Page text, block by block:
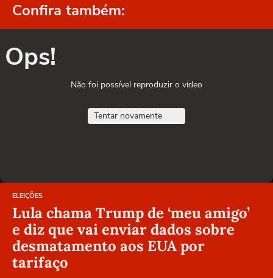
Confira também:
Ops!
Não foi possível reproduzir o vídeo
Tentar novamente
ELEIÇÕES
Lula chama Trump de ‘meu amigo’
e diz que vai enviar dados sobre
desmatamento aos EUA por
tarifaço